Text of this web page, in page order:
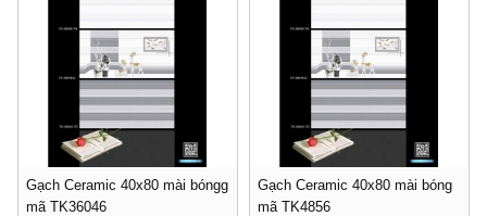
Gạch Ceramic 40x80 mài bóngg
mã TK36046
Gạch Ceramic 40x80 mài bóng
mã TK4856